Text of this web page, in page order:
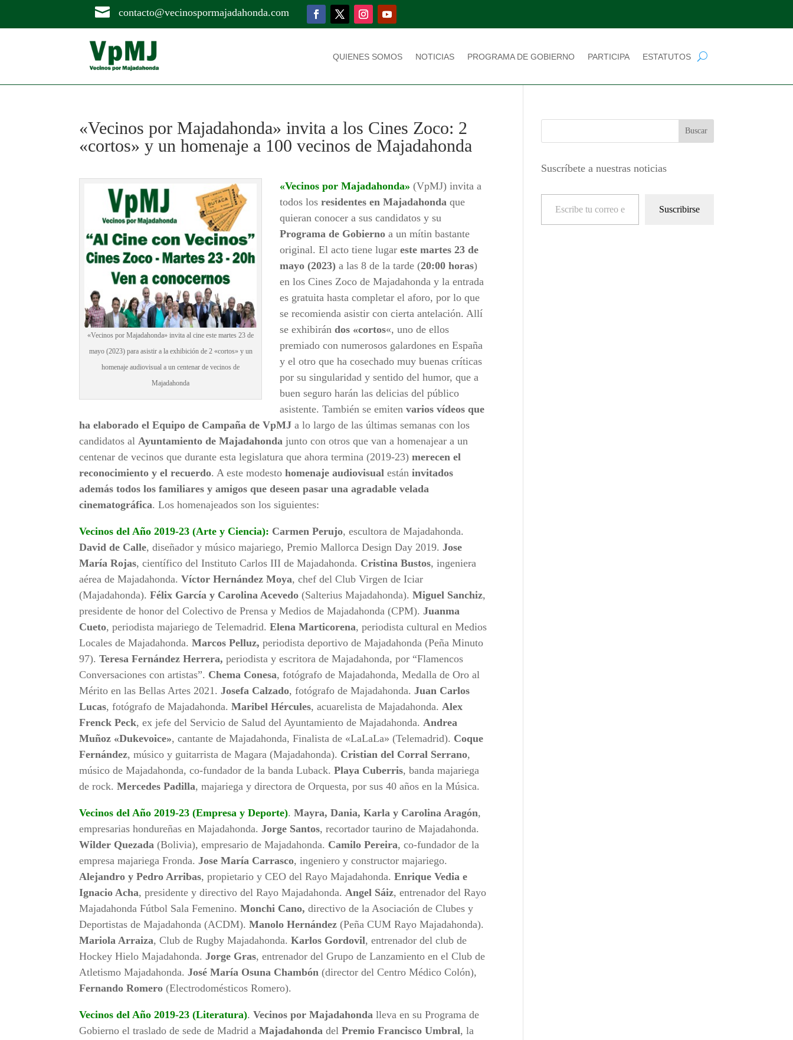
 contacto@vecinospormajadahonda.com
QUIENES SOMOS NOTICIAS PROGRAMA DE GOBIERNO PARTICIPA ESTATUTOS
«Vecinos por Majadahonda» invita a los Cines Zoco: 2
«cortos» y un homenaje a 100 vecinos de Majadahonda
«Vecinos por Majadahonda» invita al cine este martes 23 de
mayo (2023) para asistir a la exhibición de 2 «cortos» y un
homenaje audiovisual a un centenar de vecinos de
Majadahonda
«Vecinos por Majadahonda» (VpMJ) invita a
todos losresidentes en Majadahonda que
quieran conocer a sus candidatos y su
Programa de Gobierno a un mítin bastante
original. El acto tiene lugareste martes 23 de
mayo (2023) a las 8 de la tarde (20:00 horas)
en los Cines Zoco de Majadahonda y la entrada
es gratuita hasta completar el aforo, por lo que
se recomienda asistir con cierta antelación. Allí
se exhibirándos «cortos«, uno de ellos
premiado con numerosos galardones en España
y el otro que ha cosechado muy buenas críticas
por su singularidad y sentido del humor, que a
buen seguro harán las delicias del público
asistente. También se emitenvarios vídeos que
ha elaborado el Equipo de Campaña de VpMJ a lo largo de las últimas semanas con los
candidatos alAyuntamiento de Majadahonda junto con otros que van a homenajear a un
centenar de vecinos que durante esta legislatura que ahora termina (2019-23)merecen el
reconocimiento y el recuerdo. A este modestohomenaje audiovisual estáninvitados
además todos los familiares y amigos que deseen pasar una agradable velada
cinematográfica. Los homenajeados son los siguientes:
Vecinos del Año 2019-23 (Arte y Ciencia): Carmen Perujo, escultora de Majadahonda.
David de Calle, diseñador y músico majariego, Premio Mallorca Design Day 2019.Jose
María Rojas, científico del Instituto Carlos III de Majadahonda. Cristina Bustos, ingeniera
aérea de Majadahonda.Víctor Hernández Moya, chef del Club Virgen de Iciar
(Majadahonda).Félix García y Carolina Acevedo (Salterius Majadahonda).Miguel Sanchiz,
presidente de honor del Colectivo de Prensa y Medios de Majadahonda (CPM).Juanma
Cueto, periodista majariego de Telemadrid.Elena Marticorena, periodista cultural en Medios
Locales de Majadahonda.Marcos Pelluz, periodista deportivo de Majadahonda (Peña Minuto
97).Teresa Fernández Herrera, periodista y escritora de Majadahonda, por “Flamencos
Conversaciones con artistas”. Chema Conesa, fotógrafo de Majadahonda, Medalla de Oro al
Mérito en las Bellas Artes 2021.Josefa Calzado, fotógrafo de Majadahonda.Juan Carlos
Lucas, fotógrafo de Majadahonda.Maribel Hércules, acuarelista de Majadahonda.Alex
Frenck Peck, ex jefe del Servicio de Salud del Ayuntamiento de Majadahonda.Andrea
Muñoz «Dukevoice», cantante de Majadahonda, Finalista de «LaLaLa» (Telemadrid). Coque
Fernández, músico y guitarrista de Magara (Majadahonda). Cristian del Corral Serrano,
músico de Majadahonda, co-fundador de la banda Luback.Playa Cuberris, banda majariega
de rock.Mercedes Padilla, majariega y directora de Orquesta, por sus 40 años en la Música.
Vecinos del Año 2019-23 (Empresa y Deporte).Mayra, Dania, Karla y Carolina Aragón,
empresarias hondureñas en Majadahonda.Jorge Santos, recortador taurino de Majadahonda.
Wilder Quezada (Bolivia), empresario de Majadahonda. Camilo Pereira, co-fundador de la
empresa majariega Fronda.Jose María Carrasco, ingeniero y constructor majariego.
Alejandro y Pedro Arribas, propietario y CEO del Rayo Majadahonda.Enrique Vedia e
Ignacio Acha, presidente y directivo del Rayo Majadahonda.Angel Sáiz, entrenador del Rayo
Majadahonda Fútbol Sala Femenino.Monchi Cano, directivo de la Asociación de Clubes y
Deportistas de Majadahonda (ACDM).Manolo Hernández (Peña CUM Rayo Majadahonda).
Mariola Arraiza, Club de Rugby Majadahonda.Karlos Gordovil, entrenador del club de
Hockey Hielo Majadahonda.Jorge Gras, entrenador del Grupo de Lanzamiento en el Club de
Atletismo Majadahonda.José María Osuna Chambón (director del Centro Médico Colón),
Fernando Romero (Electrodomésticos Romero).
Vecinos del Año 2019-23 (Literatura).Vecinos por Majadahonda lleva en su Programa de
Gobierno el traslado de sede de Madrid aMajadahonda delPremio Francisco Umbral, la
Suscríbete a nuestras noticias
Escribe tu correo electrónico…
Suscribirse